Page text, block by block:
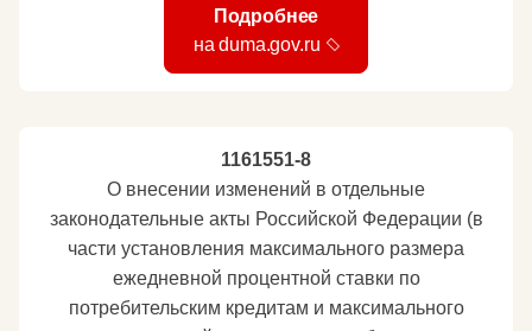
Подробнее
на duma.gov.ru
1161551-8
О внесении изменений в отдельные
законодательные акты Российской Федерации (в
части установления максимального размера
ежедневной процентной ставки по
потребительским кредитам и максимального